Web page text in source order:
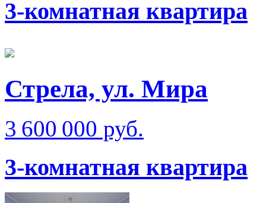
3-комнатная квартира
Стрела, ул. Мира
3 600 000 руб.
3-комнатная квартира